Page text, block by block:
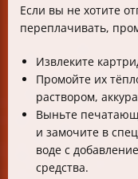
Если вы не хотите
переплачивать,
Извлеките
Промойте их
раствором,
Выньте
и замочите в
воде с
средства.